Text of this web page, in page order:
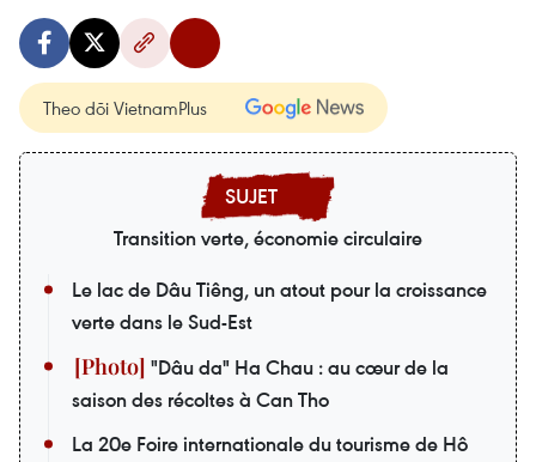
Theo dõi VietnamPlus
Transition verte, économie circulaire
Le lac de Dâu Tiêng, un atout pour la croissance
verte dans le Sud-Est
"Dâu da" Ha Chau : au cœur de la
saison des récoltes à Can Tho
La 20e Foire internationale du tourisme de Hô